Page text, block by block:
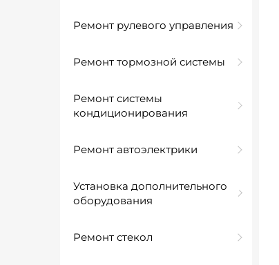
Ремонт рулевого управления
Ремонт тормозной системы
Ремонт системы
кондиционирования
Ремонт автоэлектрики
Установка дополнительного
оборудования
Ремонт стекол